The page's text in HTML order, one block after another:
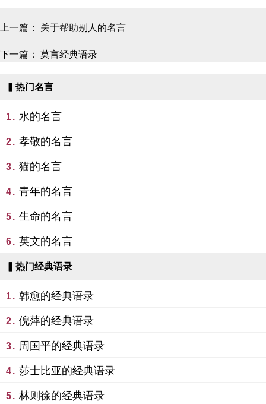
上一篇： 关于帮助别人的名言
下一篇： 莫言经典语录
▍热门名言
1. 水的名言
2. 孝敬的名言
3. 猫的名言
4. 青年的名言
5. 生命的名言
6. 英文的名言
▍热门经典语录
1. 韩愈的经典语录
2. 倪萍的经典语录
3. 周国平的经典语录
4. 莎士比亚的经典语录
5. 林则徐的经典语录